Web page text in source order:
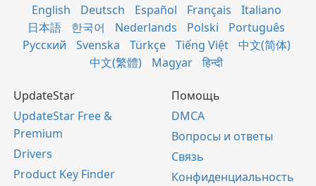
English Deutsch Español Français
Italiano
日本語
한국어 Nederlands Polski
Português
Русский
Svenska Türkçe Tiếng Việt
中文(简体)
中文(繁體)
Magyar हिन्दी
UpdateStar
UpdateStar Free &
Premium
Drivers
Product Key Finder
Помощь
DMCA
Вопросы и ответы
Связь
Конфиденциальность